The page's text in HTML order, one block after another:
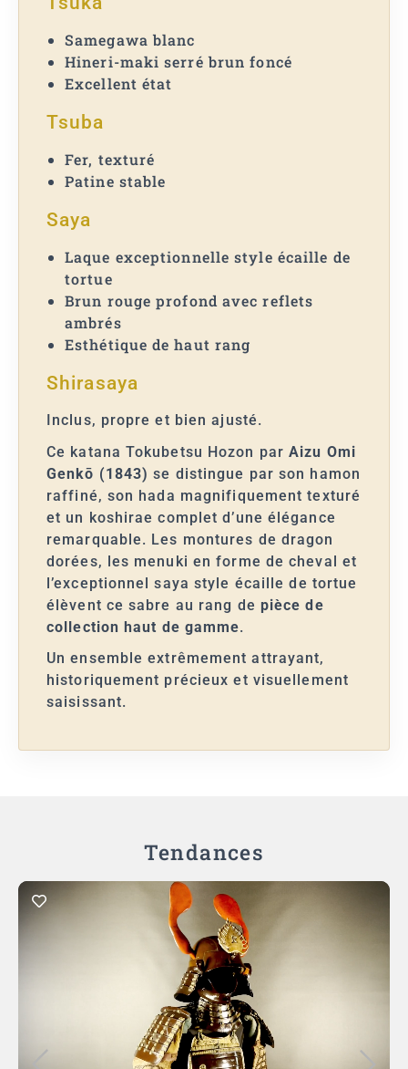
Samegawa blanc
Hineri-maki serré brun foncé
Excellent état
Tsuba
Fer, texturé
Patine stable
Saya
Laque exceptionnelle style écaille de
tortue
Brun rouge profond avec reflets
ambrés
Esthétique de haut rang
Shirasaya
Inclus, propre et bien ajusté.
Ce katana Tokubetsu Hozon par Aizu Omi
Genkō (1843) se distingue par son hamon
raffiné, son hada magnifiquement texturé
et un koshirae complet d’une élégance
remarquable. Les montures de dragon
dorées, les menuki en forme de cheval et
l’exceptionnel saya style écaille de tortue
élèvent ce sabre au rang de pièce de
collection haut de gamme.
Un ensemble extrêmement attrayant,
historiquement précieux et visuellement
saisissant.
Tendances
Ajouter au panier